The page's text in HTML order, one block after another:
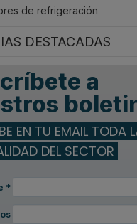
de refrigeración
DESTACADAS
a
EN TU EMAIL TODA
DEL SECTOR
*